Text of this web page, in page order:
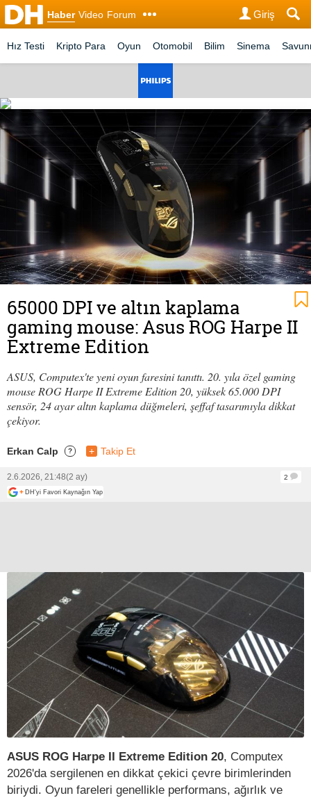
Haber Video Forum Giriş
Hız Testi Kripto Para Oyun Otomobil Bilim Sinema
65000 DPI ve altın kaplama
gaming mouse: Asus ROG Harpe II
Extreme Edition
ASUS, Computex'te yeni oyun faresini tanıttı. 20. yıla özel gaming
mouse ROG Harpe II Extreme Edition 20, yüksek 65.000 DPI
sensör, 24 ayar altın kaplama düğmeleri, şeffaf tasarımıyla dikkat
çekiyor.
Erkan Calp ? + Takip Et
2.6.2026, 21:48(2 ay)
2
+ DH'yi Favori Kaynağın Yap
ASUS ROG Harpe II Extreme Edition 20, Computex
2026'da sergilenen en dikkat çekici çevre birimlerinden
biriydi. Oyun fareleri genellikle performans, ağırlık ve